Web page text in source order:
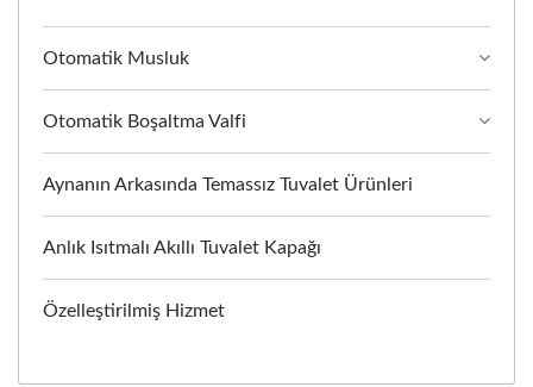
Otomatik Musluk
Otomatik Boşaltma Valfi
Aynanın Arkasında Temassız Tuvalet Ürünleri
Anlık Isıtmalı Akıllı Tuvalet Kapağı
Özelleştirilmiş Hizmet